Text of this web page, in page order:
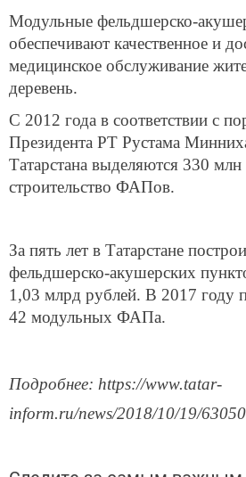
Модульные фельдшерско-
обеспечивают качественное и
медицинское обслуживание
деревень.
С 2012 года в соответствии с
Президента РТ Рустама
Татарстана выделяются 330 млн
строительство ФАПов.
За пять лет в Татарстане
фельдшерско-акушерских
1,03 млрд рублей. В 2017 году
42 модульных ФАПа.
Подробнее: https://www.tatar-
inform.ru/news/2018/10/19/